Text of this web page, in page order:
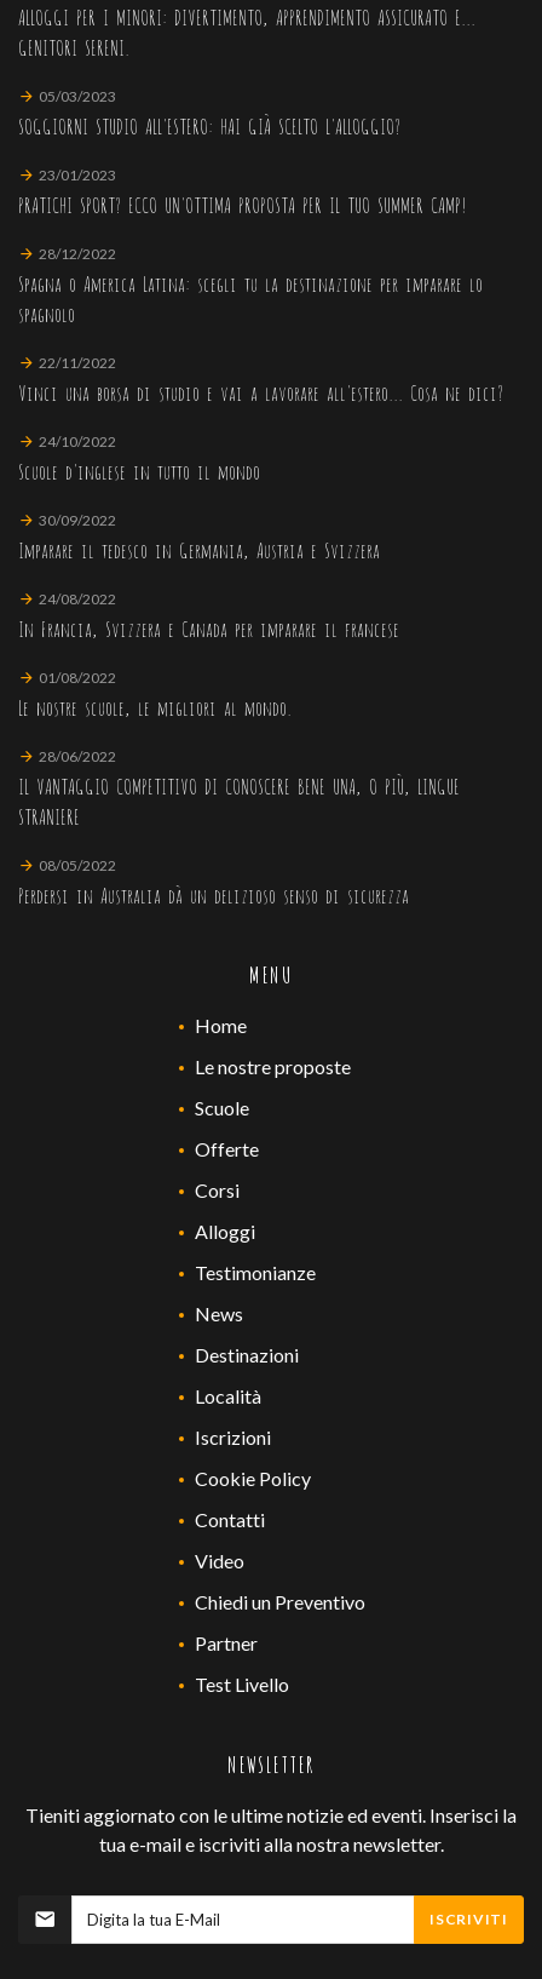
ALLOGGI PER I MINORI: DIVERTIMENTO, APPRENDIMENTO ASSICURATO E...
GENITORI SERENI.
05/03/2023
SOGGIORNI STUDIO ALL'ESTERO: HAI GIÀ SCELTO L'ALLOGGIO?
23/01/2023
PRATICHI SPORT? ECCO UN'OTTIMA PROPOSTA PER IL TUO SUMMER CAMP!
28/12/2022
Spagna o America Latina: scegli tu la destinazione per imparare lo
spagnolo
22/11/2022
Vinci una borsa di studio e vai a lavorare all'estero... Cosa ne dici?
24/10/2022
Scuole d'inglese in tutto il mondo
30/09/2022
Imparare il tedesco in Germania, Austria e Svizzera
24/08/2022
In Francia, Svizzera e Canada per imparare il francese
01/08/2022
Le nostre scuole, le migliori al mondo.
28/06/2022
IL VANTAGGIO COMPETITIVO DI CONOSCERE BENE UNA, O PIÙ, LINGUE
STRANIERE
08/05/2022
Perdersi in Australia dà un delizioso senso di sicurezza
MENU
Home
Le nostre proposte
Scuole
Offerte
Corsi
Alloggi
Testimonianze
News
Destinazioni
Località
Iscrizioni
Cookie Policy
Contatti
Video
Chiedi un Preventivo
Partner
Test Livello
NEWSLETTER
Tieniti aggiornato con le ultime notizie ed eventi. Inserisci la
tua e-mail e iscriviti alla nostra newsletter.
ISCRIVITI